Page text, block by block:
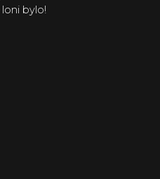
loni bylo!